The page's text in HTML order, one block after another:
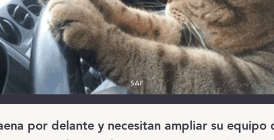
por delante y necesitan ampliar su equipo